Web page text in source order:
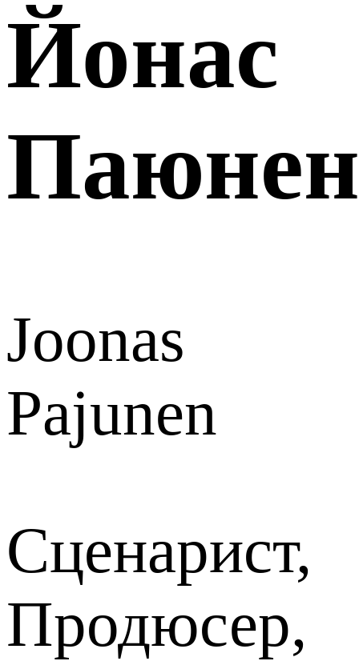
Йонас
Паюнен
Joonas
Pajunen
Сценарист,
Продюсер,